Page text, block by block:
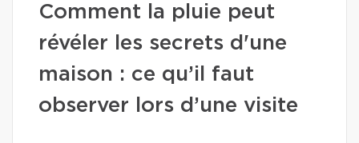
Comment la pluie peut
révéler les secrets d'une
maison : ce qu’il faut
observer lors d’une visite